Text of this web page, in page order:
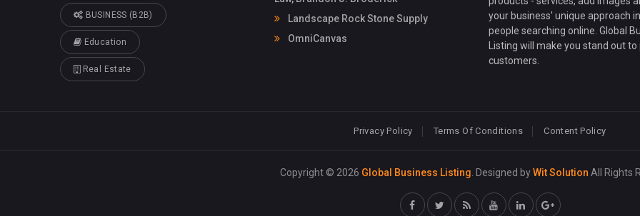
BUSINESS (B2B)
Education
Real Estate
Landscape Rock Stone Supply
OmniCanvas
your business' unique approach
people searching online. Global
Listing will make you stand out to
customers.
Privacy Policy Terms Of Conditions Content Policy
Copyright © 2026 Global Business Listing. Designed byWit Solution All Rights